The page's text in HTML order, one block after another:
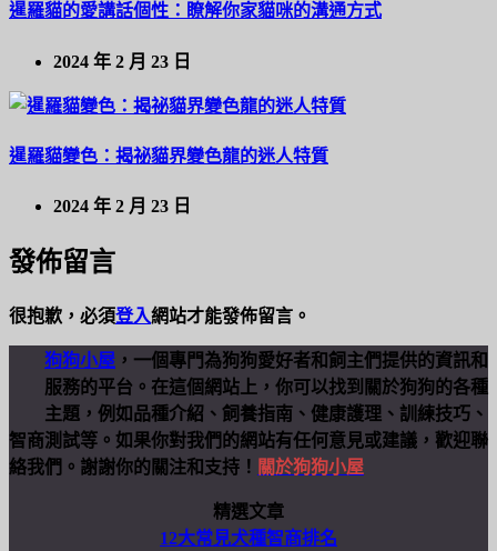
暹羅貓的愛講話個性：瞭解你家貓咪的溝通方式
2024 年 2 月 23 日
暹羅貓變色：揭祕貓界變色龍的迷人特質
2024 年 2 月 23 日
發佈留言
很抱歉，必須登入網站才能發佈留言。
狗狗小屋 ，一個專門為狗狗愛好者和飼主們提供的資訊和
服務的平台。在這個網站上，你可以找到關於狗狗的各種
主題，例如品種介紹、飼養指南、健康護理、訓練技巧、
智商測試等。如果你對我們的網站有任何意見或建議，歡迎聯
絡我們。謝謝你的關注和支持！ 關於狗狗小屋
精選文章
12大常見犬種智商排名